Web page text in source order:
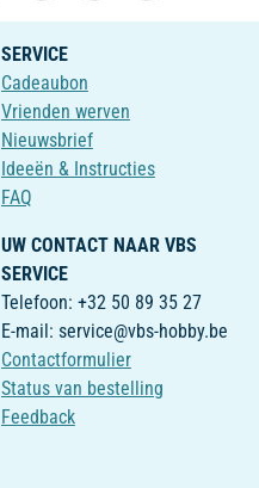
SERVICE
Cadeaubon
Vrienden werven
Nieuwsbrief
Ideeën & Instructies
FAQ
UW CONTACT NAAR VBS
SERVICE
Telefoon: +32 50 89 35 27
E-mail: service@vbs-hobby.be
Contactformulier
Status van bestelling
Feedback